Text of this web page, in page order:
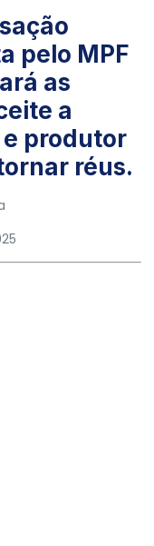
pelo MPF
as
a
produtor
réus.